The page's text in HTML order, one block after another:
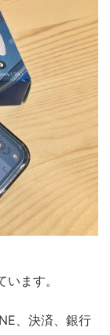
ます。
、決済、銀行